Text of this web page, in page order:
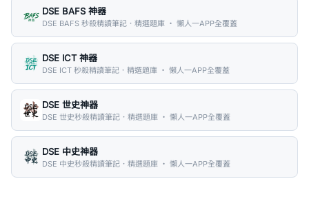
DSE BAFS 神器
DSE BAFS 秒殺精讀筆記．精選題庫 ・ 懶人一APP全覆蓋
DSE ICT 神器
DSE ICT 秒殺精讀筆記．精選題庫 ・ 懶人一APP全覆蓋
DSE 世史神器
DSE 世史秒殺精讀筆記．精選題庫 ・ 懶人一APP全覆蓋
DSE 中史神器
DSE 中史秒殺精讀筆記．精選題庫 ・ 懶人一APP全覆蓋